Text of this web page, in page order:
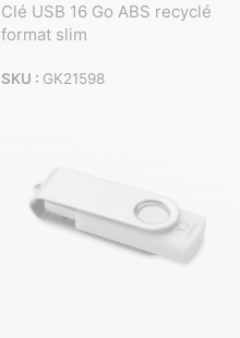
Clé USB 16 Go ABS recyclé
format slim
SKU : GK21598